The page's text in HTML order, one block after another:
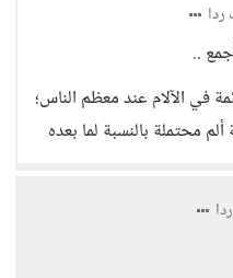
..
في الآلام عند معظم الناس؛
محتملة بالنسبة لما بعده